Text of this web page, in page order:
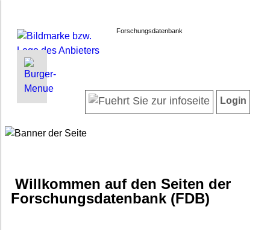
Forschungsdatenbank
INFORMATIONEN | SUCHEN
Autorenverzeichnis
LOGIN
Login
Willkommen auf den Seiten der
Forschungsdatenbank (FDB)